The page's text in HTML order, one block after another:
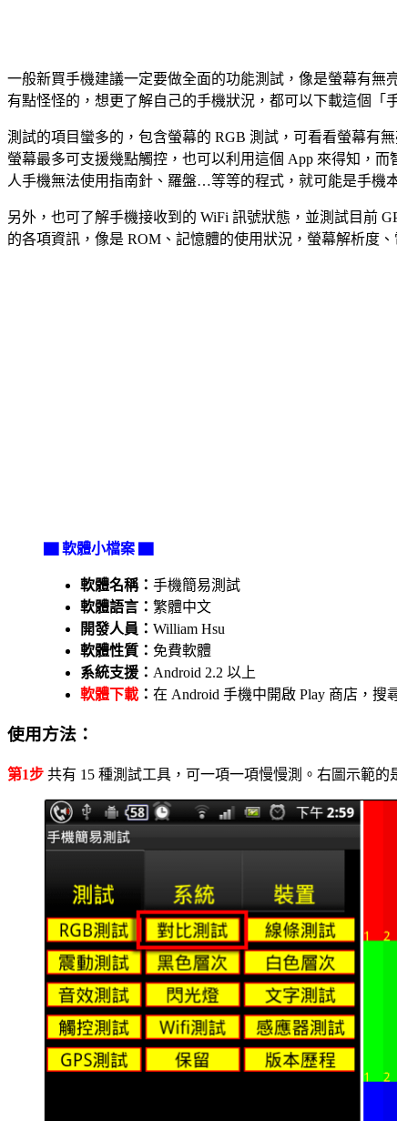
一般新買手機建議一定要做全面的功能測試，像是螢幕有
有點怪怪的，想更了解自己的手機狀況，都可以下載這個「
測試的項目蠻多的，包含螢幕的 RGB 測試，可看看螢幕有
螢幕最多可支援幾點觸控，也可以利用這個 App 來得知，
人手機無法使用指南針、羅盤…等等的程式，就可能是手機
另外，也可了解手機接收到的 WiFi 訊號狀態，並測試目前
的各項資訊，像是 ROM、記憶體的使用狀況，螢幕解析度
▇ 軟體小檔案 ▇
軟體名稱： 手機簡易測試
軟體語言： 繁體中文
開發人員： William Hsu
軟體性質： 免費軟體
系統支援： Android 2.2 以上
軟體下載 ： 在 Android 手機中開啟 Play 商店，搜
使用方法：
第1步 共有 15 種測試工具，可一項一項慢慢測。右圖示範的